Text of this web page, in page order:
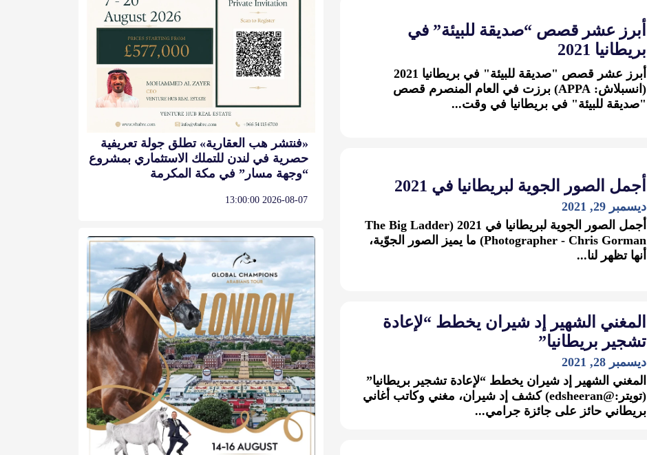
أبرز عشر قصص “صديقة للبيئة” في
بريطانيا 2021
أبرز عشر قصص "صديقة للبيئة" في بريطانيا 2021
(انسبلاش: APPA) برزت في العام المنصرم قصص
"صديقة للبيئة" في بريطانيا في وقت...
أجمل الصور الجوية لبريطانيا في 2021
ديسمبر 29, 2021
أجمل الصور الجوية لبريطانيا في 2021 (The Big Ladder
Photographer - Chris Gorman) ما يميز الصور الجوّية،
أنها تظهر لنا...
المغني الشهير إد شيران يخطط “لإعادة
تشجير بريطانيا”
ديسمبر 28, 2021
المغني الشهير إد شيران يخطط “لإعادة تشجير بريطانيا”
(تويتر:@edsheeran) كشف إد شيران، مغني وكاتب أغاني
بريطاني حائز على جائزة جرامي...
«فنتشر هب العقارية» تطلق جولة تعريفية
حصرية في لندن للتملك الاستثماري بمشروع
“وجهة مسار” في مكة المكرمة
2026-08-07 13:00:00